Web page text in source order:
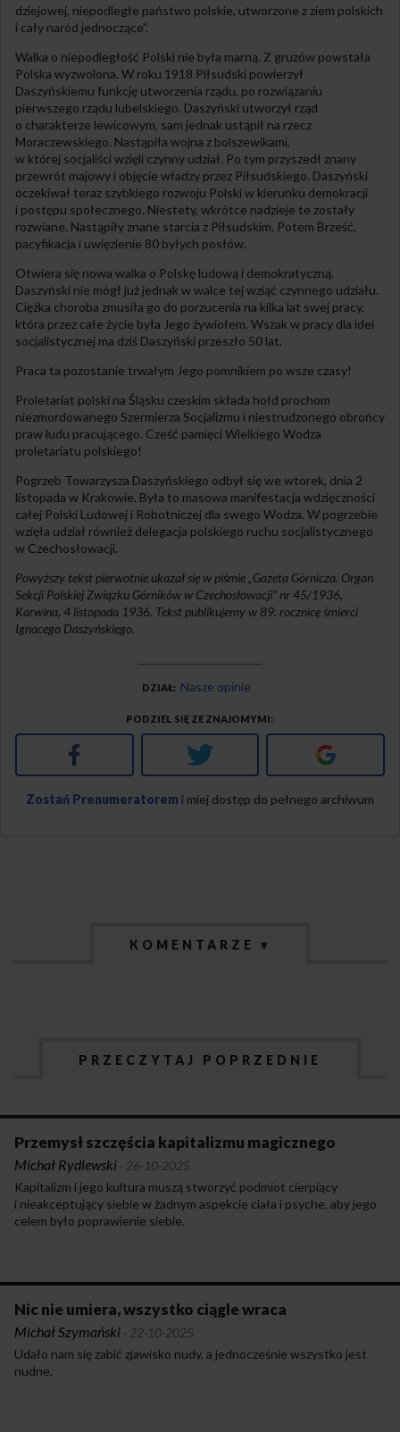
dziejowej, niepodległe państwo polskie, utworzone z ziem polskich
i cały naród jednoczące”.
Walka o niepodległość Polski nie była marną. Z gruzów powstała
Polska wyzwolona. W roku 1918 Piłsudski powierzył
Daszyńskiemu funkcję utworzenia rządu, po rozwiązaniu
pierwszego rządu lubelskiego. Daszyński utworzył rząd
o charakterze lewicowym, sam jednak ustąpił na rzecz
Moraczewskiego. Nastąpiła wojna z bolszewikami,
w której socjaliści wzięli czynny udział. Po tym przyszedł znany
przewrót majowy i objęcie władzy przez Piłsudskiego. Daszyński
oczekiwał teraz szybkiego rozwoju Polski w kierunku demokracji
i postępu społecznego. Niestety, wkrótce nadzieje te zostały
rozwiane. Nastąpiły znane starcia z Piłsudskim. Potem Brześć,
pacyfikacja i uwięzienie 80 byłych posłów.
Otwiera się nowa walka o Polskę ludową i demokratyczną.
Daszyński nie mógł już jednak w walce tej wziąć czynnego udziału.
Ciężka choroba zmusiła go do porzucenia na kilka lat swej pracy,
która przez całe życie była Jego żywiołem. Wszak w pracy dla idei
socjalistycznej ma dziś Daszyński przeszło 50 lat.
Praca ta pozostanie trwałym Jego pomnikiem po wsze czasy!
Proletariat polski na Śląsku czeskim składa hołd prochom
niezmordowanego Szermierza Socjalizmu i niestrudzonego obrońcy
praw ludu pracującego. Cześć pamięci Wielkiego Wodza
proletariatu polskiego!
Pogrzeb Towarzysza Daszyńskiego odbył się we wtorek, dnia 2
listopada w Krakowie. Była to masowa manifestacja wdzięczności
całej Polski Ludowej i Robotniczej dla swego Wodza. W pogrzebie
wzięła udział również delegacja polskiego ruchu socjalistycznego
w Czechosłowacji.
Powyższy tekst pierwotnie ukazał się w piśmie „Gazeta Górnicza. Organ
Sekcji Polskiej Związku Górników w Czechosłowacji” nr 45/1936,
Karwina, 4 listopada 1936. Tekst publikujemy w 89. rocznicę śmierci
Ignacego Daszyńskiego.
DZIAŁ Nasze opinie
PODZIEL SIĘ ZE ZNAJOMYMI
Facebook Twitter Google+
Zostań Prenumeratorem i miej dostęp do pełnego archiwum
KOMENTARZE ▾
PRZECZYTAJ POPRZEDNIE
Przemysł szczęścia kapitalizmu magicznego
Michał Rydlewski · 26-10-2025
Kapitalizm i jego kultura muszą stworzyć podmiot cierpiący
i nieakceptujący siebie w żadnym aspekcie ciała i psyche, aby jego
celem było poprawienie siebie.
Nic nie umiera, wszystko ciągle wraca
Michał Szymański · 22-10-2025
Udało nam się zabić zjawisko nudy, a jednocześnie wszystko jest
nudne.